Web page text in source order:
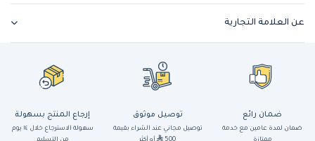
عن العلامة التجارية
ضمان رائع
ضمان لمدة عامين مع خدمة
توصيل موثوق
توصيل مجاني عند الشراء بقيمة
إرجاع المنتج بسهولة
سهولة الاسترجاع خلال ١٤ يوم